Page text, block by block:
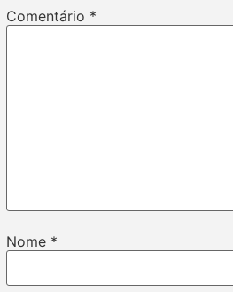
Comentário *
Nome *